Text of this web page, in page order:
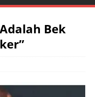
Bek